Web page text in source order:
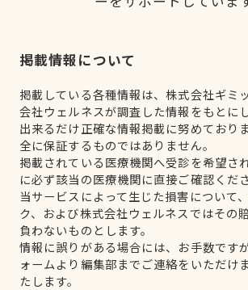
掲載情報について
掲載している各種情報は、株式会社ギミ
会社ウェルネスが調査した情報をもとに
出来るだけ正確な情報掲載に努めており
全に保証するものではありません。
掲載されている医療機関へ受診を希望さ
に必ず該当の医療機関に直接ご確認くださ
当サービスによって生じた損害について
ク、および株式会社ウェルネスではその
負わないものとします。
情報に誤りがある場合には、お手数です
ォームより編集部までご連絡をいただけ
たします。